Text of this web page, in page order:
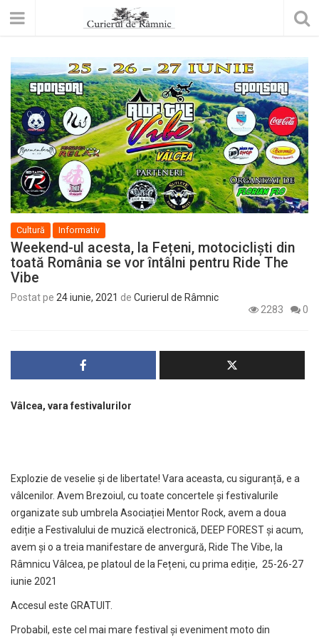
Cultură Informativ
Weekend-ul acesta, la Fețeni, motocicliști din
toată România se vor întâlni pentru Ride The
Vibe
Postat pe 24 iunie, 2021 de Curierul de Râmnic
2283
0
Vâlcea, vara festivalurilor
Explozie de veselie și de libertate! Vara aceasta, cu siguranță, e a
vâlcenilor. Avem Brezoiul, cu toate concertele și festivalurile
organizate sub umbrela Asociației Mentor Rock, avem a doua
ediție a Festivalului de muzică electronică, DEEP FOREST și acum,
avem și o a treia manifestare de anvergură, Ride The Vibe, la
Râmnicu Vâlcea, pe platoul de la Fețeni, cu prima ediție, 25-26-27
iunie 2021
Accesul este GRATUIT.
Probabil, este cel mai mare festival și eveniment moto din